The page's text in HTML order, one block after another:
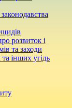
розвиток і
та заходи
та інших угідь